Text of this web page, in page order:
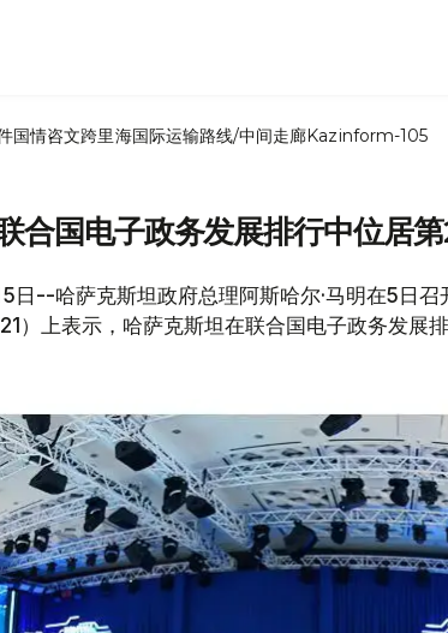
国情咨文跨里海国际运输路线/中间走廊Kazinform-105
合国电子政务发展排行中位居
日--哈萨克斯坦政府总理阿斯哈尔·马明在5日
）上表示，哈萨克斯坦在联合国电子政务发展